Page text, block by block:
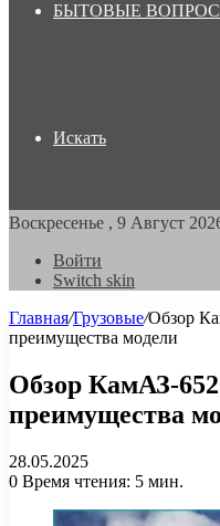
БЫТОВЫЕ
Искать
Воскресенье , 9 Август
Войти
Switch skin
Главная/Грузовые/Обзор
преимущества модели
Обзор КамАЗ-
преимущества
28.05.2025
0 Время чтения: 5 мин.